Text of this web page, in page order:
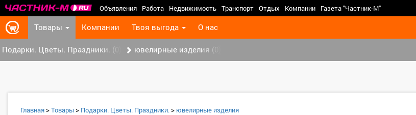
Объявления Работа Недвижимость Транспорт Отдых Компании Газета "Частник-М"
Товары Компании Твоя выгода О нас
>
Подарки. Цветы. Праздники. (0) ювелирные изделия (0)
Главная>Товары > Подарки. Цветы. Праздники.> ювелирные изделия